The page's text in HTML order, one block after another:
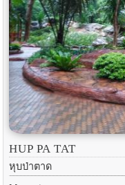
HUP PA TAT
หุบป่าตาด